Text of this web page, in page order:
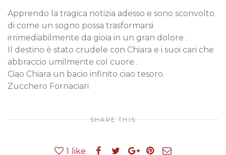
Apprendo la tragica notizia adesso e sono sconvolto
di come un sogno possa trasformarsi
irrimediabilmente da gioia in un gran dolore .
Il destino è stato crudele con Chiara e i suoi cari che
abbraccio umilmente col cuore .
Ciao Chiara un bacio infinito ciao tesoro.
Zucchero Fornaciari
SHARE THIS
1 like